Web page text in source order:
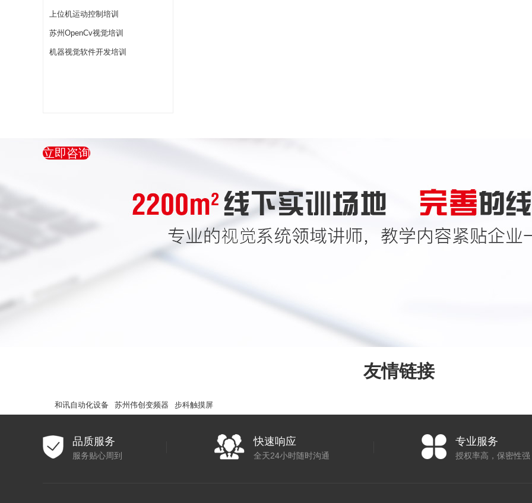
上位机运动控制培训
苏州OpenCv视觉培训
机器视觉软件开发培训
立即咨询
友情链接
和讯自动化设备 苏州伟创变频器 步科触摸屏
品质服务
服务贴心周到
快速响应
全天24小时随时沟通
专业服务
授权率高，保密性强